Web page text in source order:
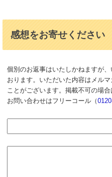
感想をお寄せください
個別のお返事はいたしかねますが
おります。いただいた内容はメル
ことがございます。掲載不可の場合
お問い合わせはフリーコール（